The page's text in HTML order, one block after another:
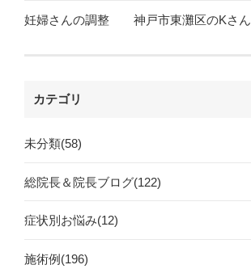
妊婦さんの調整 神戸市東灘区のKさん
カテゴリ
未分類(58)
総院長＆院長ブログ(122)
症状別お悩み(12)
施術例(196)